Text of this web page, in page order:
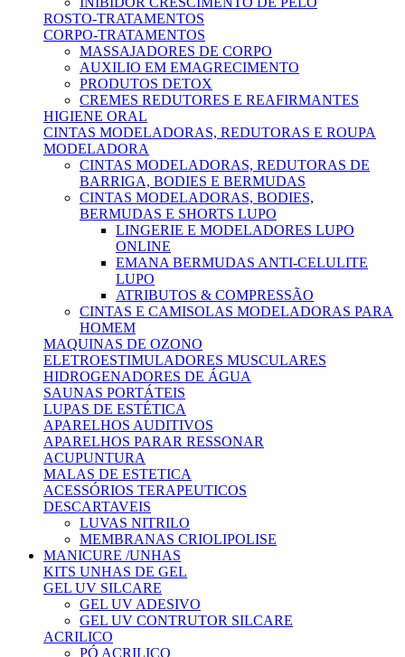
ROSTO-TRATAMENTOS
CORPO-TRATAMENTOS
MASSAJADORES DE CORPO
AUXILIO EM EMAGRECIMENTO
PRODUTOS DETOX
CREMES REDUTORES E REAFIRMANTES
HIGIENE ORAL
CINTAS MODELADORAS, REDUTORAS E ROUPA
MODELADORA
CINTAS MODELADORAS, REDUTORAS DE
BARRIGA, BODIES E BERMUDAS
CINTAS MODELADORAS, BODIES,
BERMUDAS E SHORTS LUPO
LINGERIE E MODELADORES LUPO
ONLINE
EMANA BERMUDAS ANTI-CELULITE
LUPO
ATRIBUTOS & COMPRESSÃO
CINTAS E CAMISOLAS MODELADORAS PARA
HOMEM
MAQUINAS DE OZONO
ELETROESTIMULADORES MUSCULARES
HIDROGENADORES DE ÁGUA
SAUNAS PORTÁTEIS
LUPAS DE ESTÉTICA
APARELHOS AUDITIVOS
APARELHOS PARAR RESSONAR
ACUPUNTURA
MALAS DE ESTETICA
ACESSÓRIOS TERAPEUTICOS
DESCARTAVEIS
LUVAS NITRILO
MEMBRANAS CRIOLIPOLISE
MANICURE /UNHAS
KITS UNHAS DE GEL
GEL UV SILCARE
GEL UV ADESIVO
GEL UV CONTRUTOR SILCARE
ACRILICO
PÓ ACRILICO